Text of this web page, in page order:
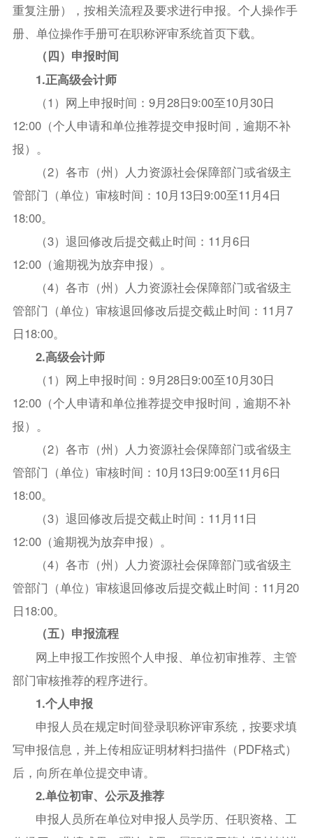
重复注册），按相关流程及要求进行申报。个人操作手
册、单位操作手册可在职称评审系统首页下载。
（四）申报时间
1.正高级会计师
（1）网上申报时间：9月28日9:00至10月30日
12:00（个人申请和单位推荐提交申报时间，逾期不补
报）。
（2）各市（州）人力资源社会保障部门或省级主
管部门（单位）审核时间：10月13日9:00至11月4日
18:00。
（3）退回修改后提交截止时间：11月6日
12:00（逾期视为放弃申报）。
（4）各市（州）人力资源社会保障部门或省级主
管部门（单位）审核退回修改后提交截止时间：11月7
日18:00。
2.高级会计师
（1）网上申报时间：9月28日9:00至10月30日
12:00（个人申请和单位推荐提交申报时间，逾期不补
报）。
（2）各市（州）人力资源社会保障部门或省级主
管部门（单位）审核时间：10月13日9:00至11月6日
18:00。
（3）退回修改后提交截止时间：11月11日
12:00（逾期视为放弃申报）。
（4）各市（州）人力资源社会保障部门或省级主
管部门（单位）审核退回修改后提交截止时间：11月20
日18:00。
（五）申报流程
网上申报工作按照个人申报、单位初审推荐、主管
部门审核推荐的程序进行。
1.个人申报
申报人员在规定时间登录职称评审系统，按要求填
写申报信息，并上传相应证明材料扫描件（PDF格式）
后，向所在单位提交申请。
2.单位初审、公示及推荐
申报人员所在单位对申报人员学历、任职资格、工